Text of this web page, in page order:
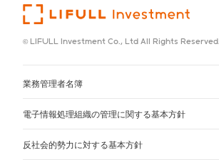
© LIFULL Investment Co., Ltd All Rights Reserved.
業務管理者名簿
電子情報処理組織の管理に関する基本方針
反社会的勢力に対する基本方針